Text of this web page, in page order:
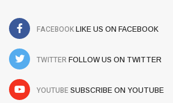
FACEBOOK LIKE US ON FACEBOOK
TWITTER FOLLOW US ON TWITTER
YOUTUBE SUBSCRIBE ON YOUTUBE